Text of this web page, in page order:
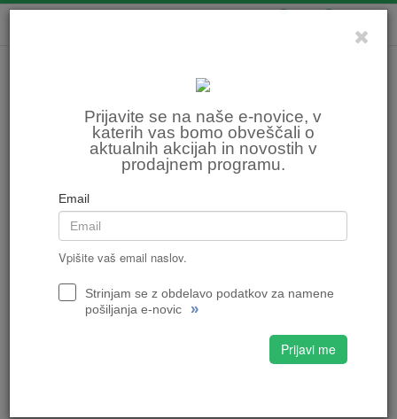
Prijavite se na naše e-novice, v
katerih vas bomo obveščali o
aktualnih akcijah in novostih v
prodajnem programu.
Email
Vpišite vaš email naslov.
Strinjam se z obdelavo podatkov za namene
pošiljanja e-novic
»
Prijavi me